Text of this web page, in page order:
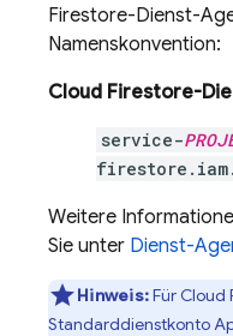
Firestore-Dienst-
Namenskonvention:
Cloud Firestore-
service-
Weitere
Sie unter Dienst-
Hinweis:Für Cloud
Standarddienstkonto